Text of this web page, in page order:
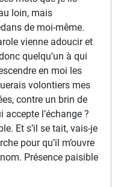
loin, mais
de moi-même.
vienne adoucir et
quelqu’un à qui
en moi les
volontiers mes
contre un brin de
accepte l’échange ?
Et s’il se tait, vais-je
pour qu’il m’ouvre
Présence paisible